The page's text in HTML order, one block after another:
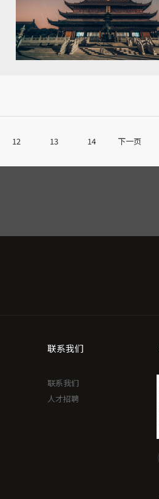
12 13 14 下一页
联系我们
联系我们
人才招聘